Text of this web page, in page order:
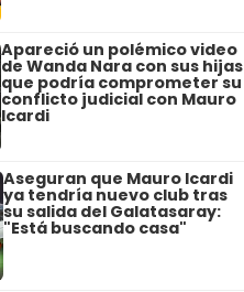
Apareció un polémico video
de Wanda Nara con sus hijas
que podría comprometer su
conflicto judicial con Mauro
Icardi
Aseguran que Mauro Icardi
ya tendría nuevo club tras
su salida del Galatasaray:
"Está buscando casa"